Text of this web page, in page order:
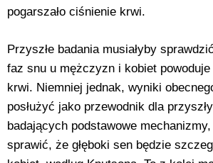
pogarszało ciśnienie krwi.
Przyszłe badania musiałyby
faz snu u mężczyzn i kobiet
krwi. Niemniej jednak, wyniki
posłużyć jako przewodnik dla
badających podstawowe
sprawić, że głęboki sen będzie